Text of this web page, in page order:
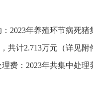
2023年养殖环节病死
共计2.713万元（详见附
费：2023年共集中处